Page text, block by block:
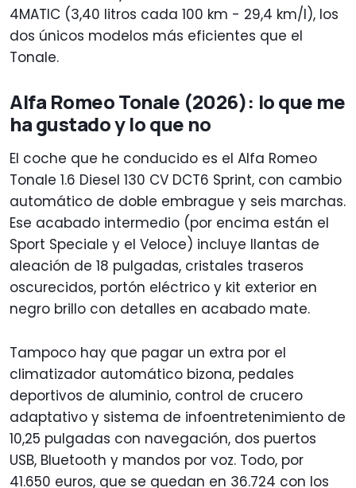
4MATIC (3,40 litros cada 100 km - 29,4 km/l), los
dos únicos modelos más eficientes que el
Tonale.
Alfa Romeo Tonale (2026): lo que me
ha gustado y lo que no
El coche que he conducido es el Alfa Romeo
Tonale 1.6 Diesel 130 CV DCT6 Sprint, con cambio
automático de doble embrague y seis marchas.
Ese acabado intermedio (por encima están el
Sport Speciale y el Veloce) incluye llantas de
aleación de 18 pulgadas, cristales traseros
oscurecidos, portón eléctrico y kit exterior en
negro brillo con detalles en acabado mate.
Tampoco hay que pagar un extra por el
climatizador automático bizona, pedales
deportivos de aluminio, control de crucero
adaptativo y sistema de infoentretenimiento de
10,25 pulgadas con navegación, dos puertos
USB, Bluetooth y mandos por voz. Todo, por
41.650 euros, que se quedan en 36.724 con los